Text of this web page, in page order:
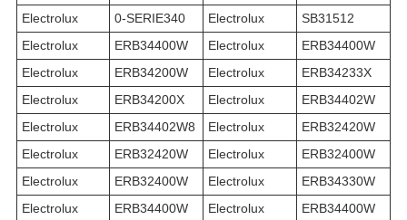
Electrolux
0-SERIE340 Electrolux
SB31512
Electrolux
ERB34400W Electrolux
ERB34400W
Electrolux
ERB34200W Electrolux
ERB34233X
Electrolux
ERB34200X Electrolux
ERB34402W
Electrolux
ERB34402W8 Electrolux
ERB32420W
Electrolux
ERB32420W Electrolux
ERB32400W
Electrolux
ERB32400W Electrolux
ERB34330W
Electrolux
ERB34400W Electrolux
ERB34400W